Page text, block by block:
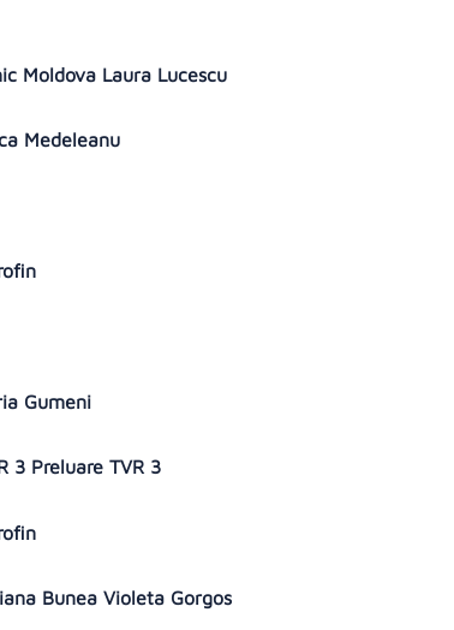
Moldova Laura Lucescu
Medeleanu
Gumeni
3 Preluare TVR 3
Bunea Violeta Gorgos